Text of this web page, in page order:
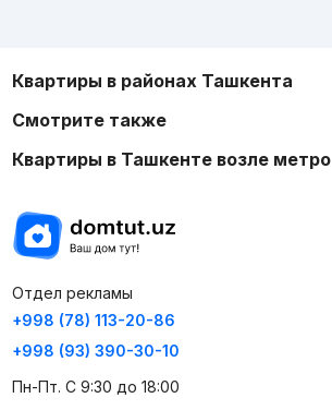
Квартиры в районах Ташкента
Смотрите также
Квартиры в Ташкенте возле метро
Отдел рекламы
+998 (78) 113-20-86
+998 (93) 390-30-10
Пн-Пт. С 9:30 до 18:00